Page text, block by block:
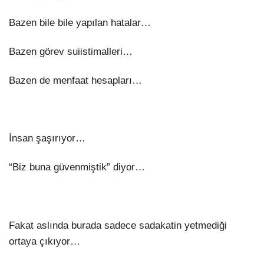
Bazen bile bile yapılan hatalar…
Bazen görev suiistimalleri…
Bazen de menfaat hesapları…
İnsan şaşırıyor…
“Biz buna güvenmiştik” diyor…
Fakat aslında burada sadece sadakatin yetmediği
ortaya çıkıyor…